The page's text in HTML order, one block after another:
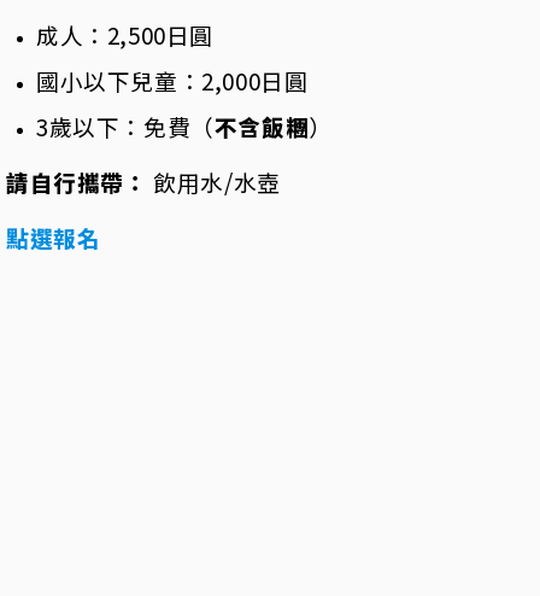
成人：2,500日圓
國小以下兒童：2,000日圓
3歲以下：免費（不含飯糰）
請自行攜帶： 飲用水/水壺
點選報名